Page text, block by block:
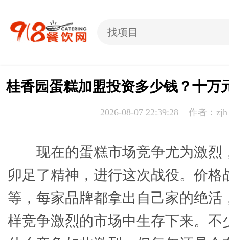
桂香园蛋糕加盟投资多少钱？十万
2026-08-07 22:39:28 作者：zjh
现在的蛋糕市场竞争尤为激烈
卯足了精神，进行这次战役。价格
等，每家品牌都拿出自己家的绝活
样竞争激烈的市场中生存下来。不